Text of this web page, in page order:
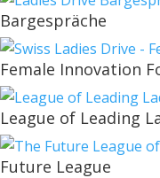
Bargespräche
Female Innovation
League of Leading
Future League